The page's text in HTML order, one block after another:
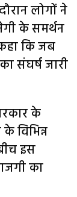
लोगों ने
के समर्थन
कि जब
संघर्ष जारी
के
विभिन्न
इस
का